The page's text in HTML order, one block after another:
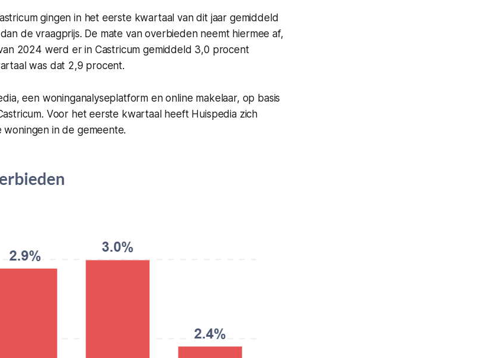
gingen in het eerste kwartaal van dit jaar gemiddeld
de vraagprijs. De mate van overbieden neemt hiermee af,
2024 werd er in Castricum gemiddeld 3,0 procent
was dat 2,9 procent.
een woninganalyseplatform en online makelaar, op basis
Voor het eerste kwartaal heeft Huispedia zich
in de gemeente.